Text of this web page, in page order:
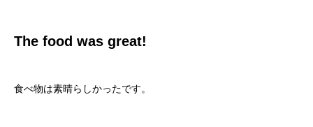
The food was great!
食べ物は素晴らしかったです。